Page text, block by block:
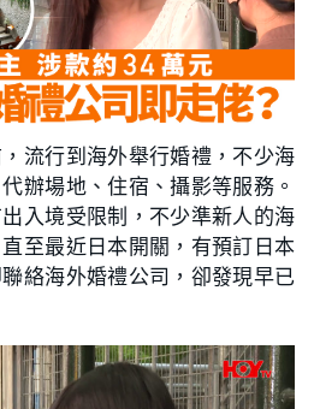
流行到海外舉行婚禮，不少海
辦場地、住宿、攝影等服務。
入境受限制，不少準新人的海
至最近日本開關，有預訂日本
絡海外婚禮公司，卻發現早已